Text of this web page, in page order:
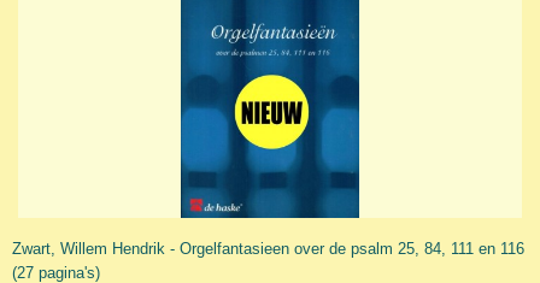
Zwart, Willem Hendrik - Orgelfantasieen over de psalm 25, 84, 111 en 116
(27 pagina's)